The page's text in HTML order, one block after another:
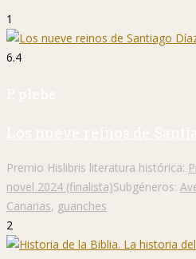
1
6.4
P. plebe
Los nueve reinos de
Premio Hislibris literatura histórica:
novel 2024 (finalista)Subgéneros:
Canarias, guanches
2